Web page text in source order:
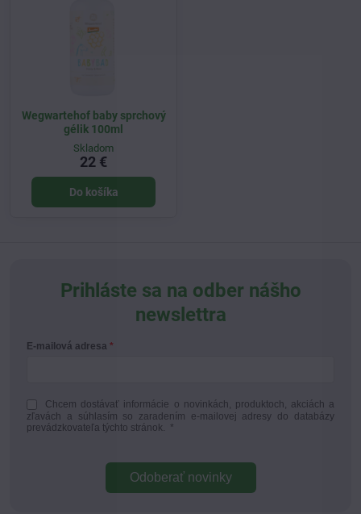
Wegwartehof baby sprchový
gélik 100ml
Skladom
22 €
Do košíka
Prihláste sa na odber nášho
newslettra
E-mailová adresa
Chcem dostávať informácie o novinkách, produktoch, akciách a
zľavách a súhlasím so zaradením e-mailovej adresy do databázy
prevádzkovateľa týchto stránok.
*
Odoberať novinky